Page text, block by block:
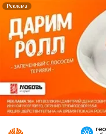
Реклама